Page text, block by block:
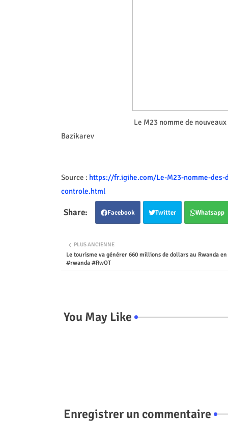
Le M23 nomme de
Bazikarev
Source : https://fr.igihe.com/Le-M23-nomme-des-
controle.html
Facebook Twitter Whatsapp
PLUS ANCIENNE
Le tourisme va générer 660 millions de dollars au Rwanda en
#rwanda #RwOT
You May Like
Enregistrer un commentaire